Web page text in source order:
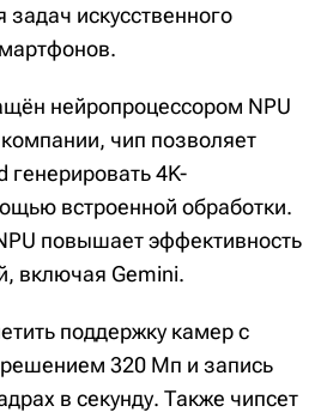
искусственного
нейропроцессором NPU
чип позволяет
генерировать 4K-
встроенной обработки.
повышает эффективность
включая Gemini.
поддержку камер с
320 Мп и запись
в секунду. Также чипсет